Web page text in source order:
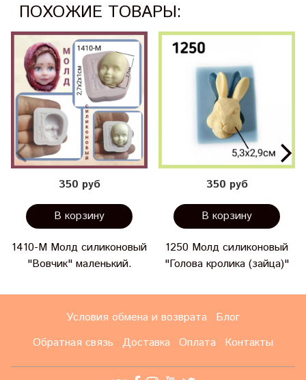
ПОХОЖИЕ ТОВАРЫ:
350 руб
В корзину
1410-М Молд силиконовый
"Вовчик" маленький.
350 руб
В корзину
1250 Молд силиконовый
"Голова кролика (зайца)"
Условия обмена и возврата
Блог
Обратная связь
Доставка Оплата Контакты